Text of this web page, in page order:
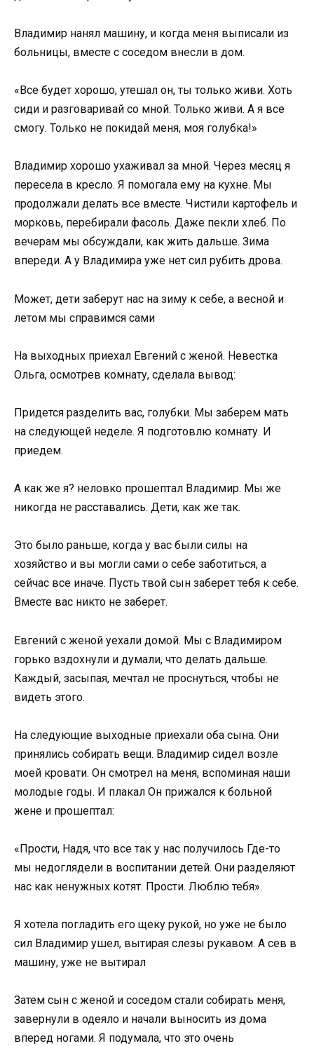
Владимир нанял машину, и когда меня выписали из
больницы, вместе с соседом внесли в дом.
«Все будет хорошо, утешал он, ты только живи. Хоть
сиди и разговаривай со мной. Только живи. А я все
смогу. Только не покидай меня, моя голубка!»
Владимир хорошо ухаживал за мной. Через месяц я
пересела в кресло. Я помогала ему на кухне. Мы
продолжали делать все вместе. Чистили картофель и
морковь, перебирали фасоль. Даже пекли хлеб. По
вечерам мы обсуждали, как жить дальше. Зима
впереди. А у Владимира уже нет сил рубить дрова.
Может, дети заберут нас на зиму к себе, а весной и
летом мы справимся сами
На выходных приехал Евгений с женой. Невестка
Ольга, осмотрев комнату, сделала вывод:
Придется разделить вас, голубки. Мы заберем мать
на следующей неделе. Я подготовлю комнату. И
приедем.
А как же я? неловко прошептал Владимир. Мы же
никогда не расставались. Дети, как же так.
Это было раньше, когда у вас были силы на
хозяйство и вы могли сами о себе заботиться, а
сейчас все иначе. Пусть твой сын заберет тебя к себе.
Вместе вас никто не заберет.
Евгений с женой уехали домой. Мы с Владимиром
горько вздохнули и думали, что делать дальше.
Каждый, засыпая, мечтал не проснуться, чтобы не
видеть этого.
На следующие выходные приехали оба сына. Они
принялись собирать вещи. Владимир сидел возле
моей кровати. Он смотрел на меня, вспоминая наши
молодые годы. И плакал Он прижался к больной
жене и прошептал:
«Прости, Надя, что все так у нас получилось Где-то
мы недоглядели в воспитании детей. Они разделяют
нас как ненужных котят. Прости. Люблю тебя».
Я хотела погладить его щеку рукой, но уже не было
сил Владимир ушел, вытирая слезы рукавом. А сев в
машину, уже не вытирал
Затем сын с женой и соседом стали собирать меня,
завернули в одеяло и начали выносить из дома
вперед ногами. Я подумала, что это очень